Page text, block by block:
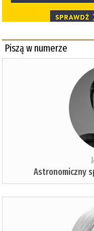
Piszą w numerze
Astronomiczny